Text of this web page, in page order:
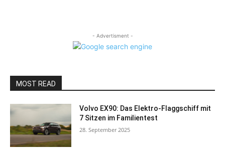
- Advertisment -
MOST READ
Volvo EX90: Das Elektro-Flaggschiff mit
7 Sitzen im Familientest
28. September 2025